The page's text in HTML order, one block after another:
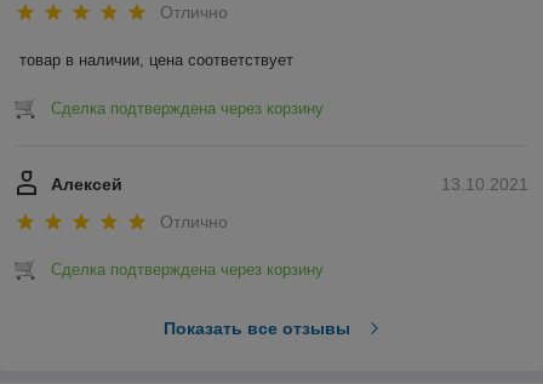
Отлично
товар в наличии, цена соответствует
Сделка подтверждена через корзину
13.10.2021
Алексей
Отлично
Сделка подтверждена через корзину
Показать все отзывы